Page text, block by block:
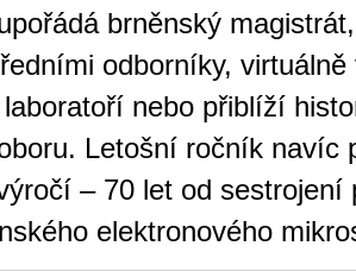
brněnský
odborníky,
nebo přiblíží
Letošní ročník navíc
– 70 let od sestrojení
elektronového
kasinové hry. V
širokou nabídku her
jak pro pravidelné
V...